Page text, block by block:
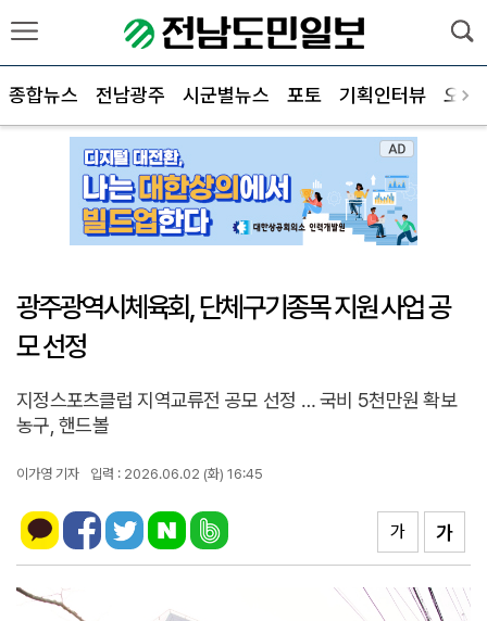
종합뉴스 전남광주 시군별뉴스 포토 기획인터뷰 오피
광주광역시체육회, 단체구기종목 지원 사업 공
모 선정
지정스포츠클럽 지역교류전 공모 선정 … 국비 5천만원 확보
농구, 핸드볼
이가영 기자 입력 : 2026.06.02 (화) 16:45
가
가